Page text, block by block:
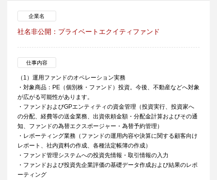
企業名
社名非公開：プライベートエクイティファンド
仕事内容
（1）運用ファンドのオペレーション実務
・対象商品：PE（個別株・ファンド）投資。今後、不動産などへ対象
が広がる可能性があります。
・ファンドおよびGPエンティティの資金管理（投資実行、投資家へ
の分配、経費等の送金業務、出資依頼金額・分配金計算およびその通
知、ファンドの為替エクスポージャー・為替予約管理）
・レポーティング業務（ファンドの運用内容や決算に関する顧客向け
レポート、社内資料の作成、各種法定帳簿の作成）
・ファンド管理システムへの投資先情報・取引情報の入力
・ファンドおよび投資先企業評価の基礎データ作成および結果のレポ
ーティング